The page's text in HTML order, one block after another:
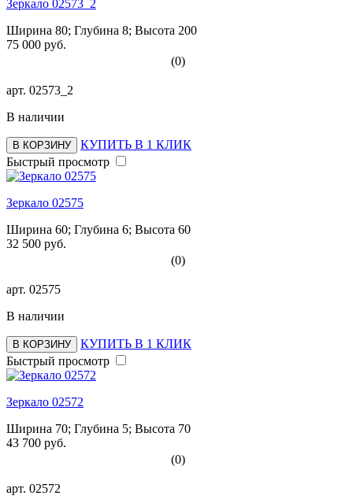
Зеркало 02573_2
Ширина 80; Глубина 8; Высота 200
75 000 руб.
(0)
арт. 02573_2
В наличии
В КОРЗИНУ
КУПИТЬ В 1 КЛИК
Быстрый просмотр
Зеркало 02575
Ширина 60; Глубина 6; Высота 60
32 500 руб.
(0)
арт. 02575
В наличии
В КОРЗИНУ
КУПИТЬ В 1 КЛИК
Быстрый просмотр
Зеркало 02572
Ширина 70; Глубина 5; Высота 70
43 700 руб.
(0)
арт. 02572